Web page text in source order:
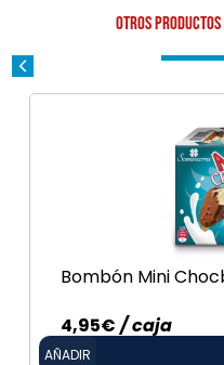
Otros productos
Bombón Mini
4,95€/ caja
AÑADIR